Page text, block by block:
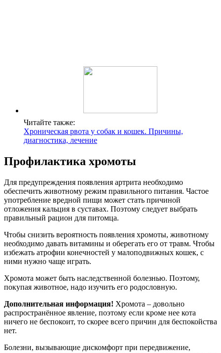
Читайте также:
Хроническая рвота у собак и кошек. Причины,
диагностика, лечение
Профилактика хромоты
Для предупреждения появления артрита необходимо
обеспечить животному режим правильного питания. Частое
употребление вредной пищи может стать причиной
отложения кальция в суставах. Поэтому следует выбрать
правильный рацион для питомца.
Чтобы снизить вероятность появления хромоты, животному
необходимо давать витамины и оберегать его от травм. Чтобы
избежать атрофии конечностей у малоподвижных кошек, с
ними нужно чаще играть.
Хромота может быть наследственной болезнью. Поэтому,
покупая животное, надо изучить его родословную.
Дополнительная информация! Хромота – довольно
распространённое явление, поэтому если кроме нее кота
ничего не беспокоит, то скорее всего причин для беспокойства
нет.
Болезни, вызывающие дискомфорт при передвижение,